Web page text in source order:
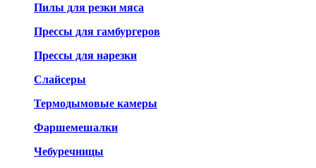
Пилы для резки мяса
Прессы для гамбургеров
Прессы для нарезки
Слайсеры
Термодымовые камеры
Фаршемешалки
Чебуречницы